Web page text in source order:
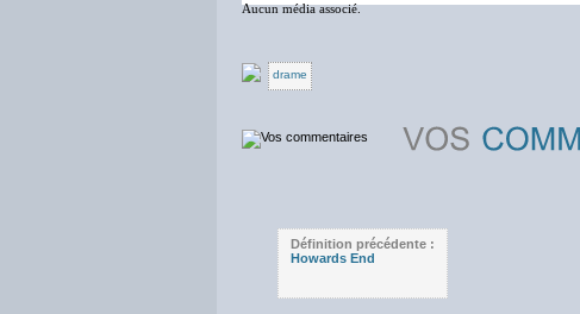
Aucun média associé.
drame
Définition précédente :
Howards End